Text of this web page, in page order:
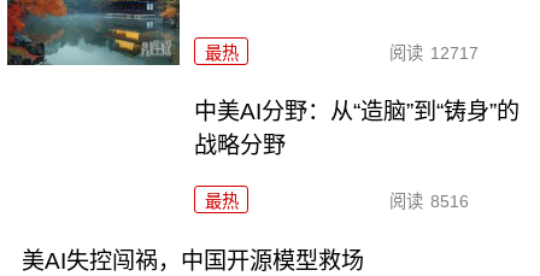
最热 阅读 12717
中美AI分野：从“造脑”到“铸身”的
战略分野
最热 阅读 8516
美AI失控闯祸，中国开源模型救场